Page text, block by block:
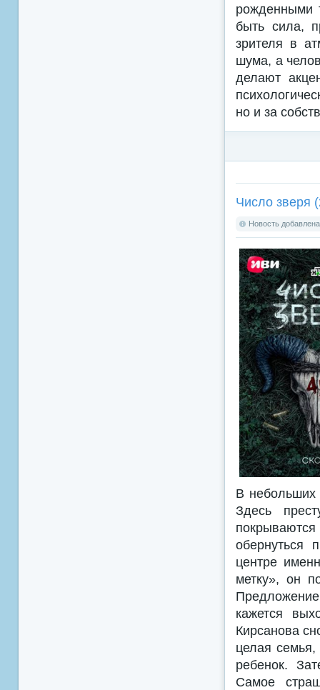
рожденными
быть сила,
зрителя в
шума, а
делают
но и за
Число зверя
Новость
В небольших
Здесь
обернуться
центре
метку», он
кажется
Кирсанова
целая семья,
ребенок.
Самое